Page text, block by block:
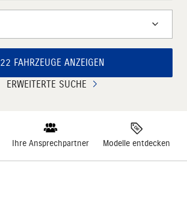
22 FAHRZEUGE ANZEIGEN
ERWEITERTE SUCHE
Ihre Ansprechpartner Modelle entdecken